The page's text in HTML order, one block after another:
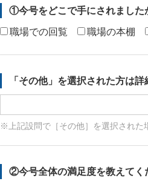
①今号をどこで手にされました
職場での回覧 職場の本棚
「その他」を選択された方は
※上記設問で［その他］を選択された
②今号全体の満足度を教えてく